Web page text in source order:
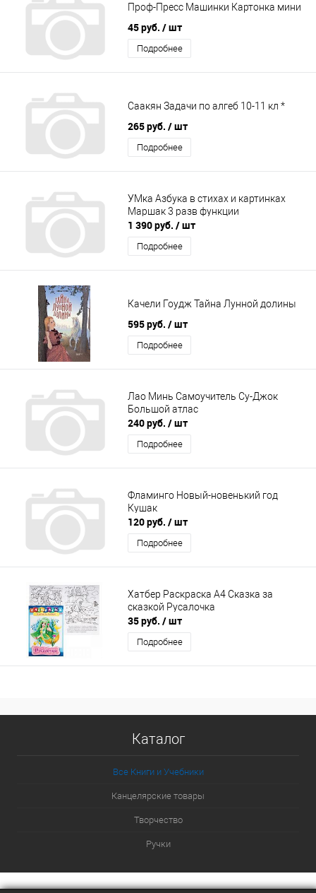
Проф-Пресс Машинки Картонка мини
45 руб. / шт
Подробнее
Саакян Задачи по алгеб 10-11 кл *
265 руб. / шт
Подробнее
УМка Азбука в стихах и картинках
Маршак 3 разв функции
1 390 руб. / шт
Подробнее
Качели Гоудж Тайна Лунной долины
595 руб. / шт
Подробнее
Лао Минь Самоучитель Су-Джок
Большой атлас
240 руб. / шт
Подробнее
Фламинго Новый-новенький год
Кушак
120 руб. / шт
Подробнее
Хатбер Раскраска А4 Сказка за
сказкой Русалочка
35 руб. / шт
Подробнее
Каталог
Все Книги и Учебники
Канцелярские товары
Творчество
Ручки